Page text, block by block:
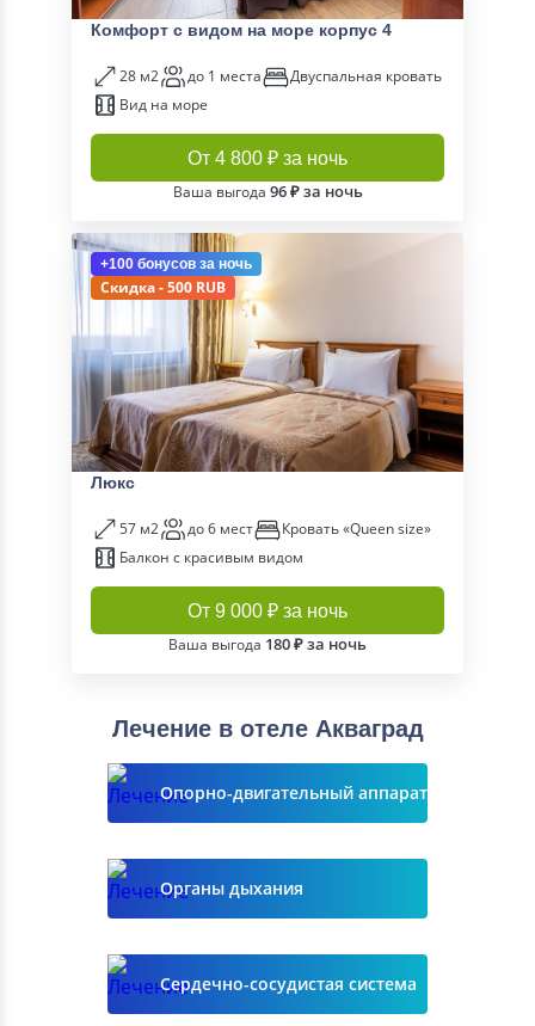
Комфорт с видом на море корпус 4
28 м2 до 1 места
Двуспальная кровать
Вид на море
От 4 800 ₽ за ночь
Ваша выгода 96 ₽ за ночь
+100 бонусов за ночь
Скидка - 500 RUB
Люкс
57 м2 до 6 мест
Кровать «Queen size»
Балкон с красивым видом
От 9 000 ₽ за ночь
Ваша выгода 180 ₽ за ночь
Лечение в отеле Акваград
Опорно-двигательный аппарат
Органы дыхания
Сердечно-сосудистая система